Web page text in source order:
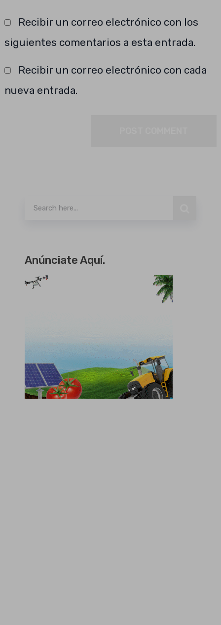
Recibir un correo electrónico con los
siguientes comentarios a esta entrada.
Recibir un correo electrónico con cada
nueva entrada.
Anúnciate Aquí.